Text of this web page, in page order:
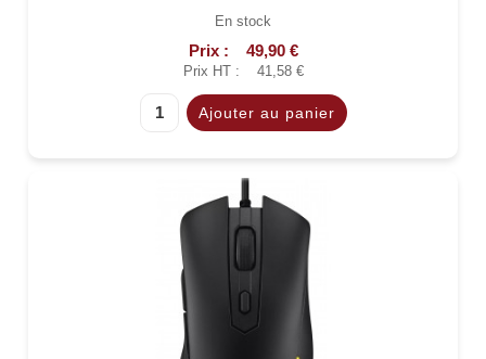
En stock
Prix : 49,90 €
Prix HT : 41,58 €